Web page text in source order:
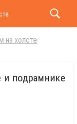
и подрамнике 40х50
на холсте
и подрамнике